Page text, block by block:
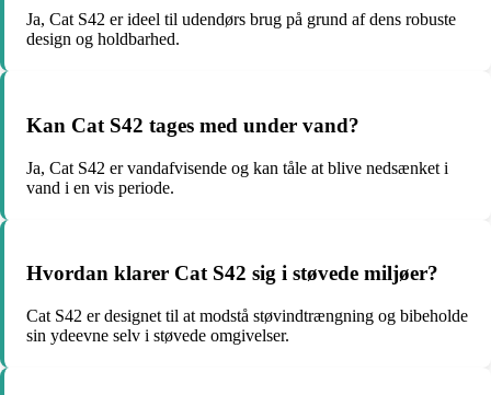
Ja, Cat S42 er ideel til udendørs brug på grund af dens robuste
design og holdbarhed.
Kan Cat S42 tages med under vand?
Ja, Cat S42 er vandafvisende og kan tåle at blive nedsænket i
vand i en vis periode.
Hvordan klarer Cat S42 sig i støvede miljøer?
Cat S42 er designet til at modstå støvindtrængning og bibeholde
sin ydeevne selv i støvede omgivelser.